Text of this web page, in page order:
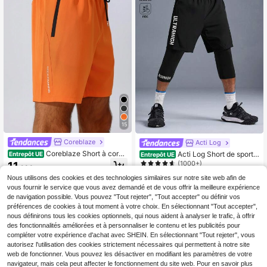
15
Coreblaze
Entrepôt UE Coreblaze Short à cordo
n de serrage simple, polyvalent, quo
de gym, short homme, short de bask
etball pour homme. Désinfectant po
ur les mains, école, léger
11,98€
Acti Log
Entrepôt UE Acti Log Short de sport à
poches inclinées pour hommes, con
clisme. Short de gym blanc, short
d'entraînement, short de gym pour h
ommes, short de sport pour homme
s, short d'exercice, short pour homm
es, léger
(1000+)
15,90€
Nous utilisons des cookies et des technologies similaires sur notre site web afin de
vous fournir le service que vous avez demandé et de vous offrir la meilleure expérience
de navigation possible. Vous pouvez "Tout rejeter", "Tout accepter" ou définir vos
préférences de cookies à tout moment à votre choix. En sélectionnant "Tout accepter",
nous définirons tous les cookies optionnels, qui nous aident à analyser le trafic, à offrir
des fonctionnalités améliorées et à personnaliser le contenu et les publicités pour
compléter votre expérience d'achat avec SHEIN. En sélectionnant "Tout rejeter", vous
autorisez l'utilisation des cookies strictement nécessaires qui permettent à notre site
web de fonctionner. Vous pouvez les désactiver en modifiant les paramètres de votre
navigateur, mais cela peut affecter le fonctionnement du site web. Pour en savoir plus